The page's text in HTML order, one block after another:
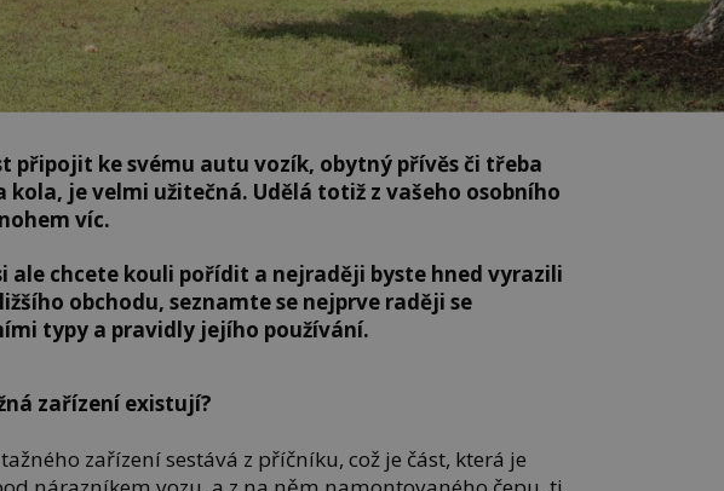
připojit ke svému autu vozík, obytný přívěs či třeba
kola, je velmi užitečná. Udělá totiž z vašeho osobního
víc.
ale chcete kouli pořídit a nejraději byste hned vyrazili
obchodu, seznamte se nejprve raději se
typy a pravidly jejího používání.
zařízení existují?
zařízení sestává z příčníku, což je část, která je